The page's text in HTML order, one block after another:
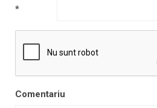
*
Comentariu